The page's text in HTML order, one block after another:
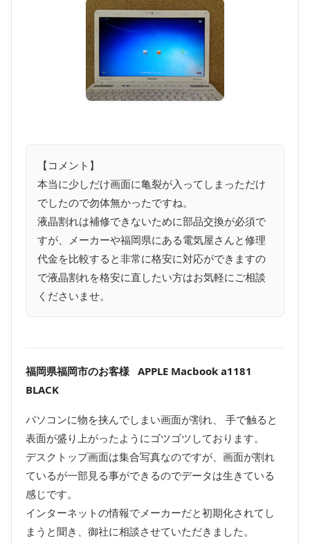
【コメント】
本当に少しだけ画面に亀裂が入ってしまっただけ
でしたので勿体無かったですね。
液晶割れは補修できないために部品交換が必須で
すが、メーカーや福岡県にある電気屋さんと修理
代金を比較すると非常に格安に対応ができますの
で液晶割れを格安に直したい方はお気軽にご相談
くださいませ。
福岡県福岡市のお客様 APPLE Macbook a1181
BLACK
パソコンに物を挟んでしまい画面が割れ、 手で触ると
表面が盛り上がったようにゴツゴツしております。
デスクトップ画面は集合写真なのですが、画面が割れ
ているが一部見る事ができるのでデータは生きている
感じです。
インターネットの情報でメーカーだと初期化されてし
まうと聞き、御社に相談させていただきました。